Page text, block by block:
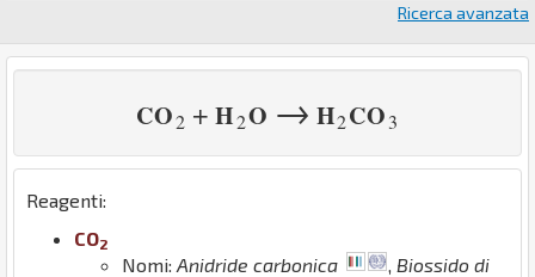
Ricerca avanzata
CO2 + H2O → H2CO3
Reagenti:
CO2
Nomi: Anidride carbonica
Biossido di